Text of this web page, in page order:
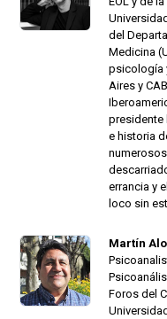
del
Medicina
psicología
Aires y
presidente
e historia
errancia y
loco sin
Martín
Foros del